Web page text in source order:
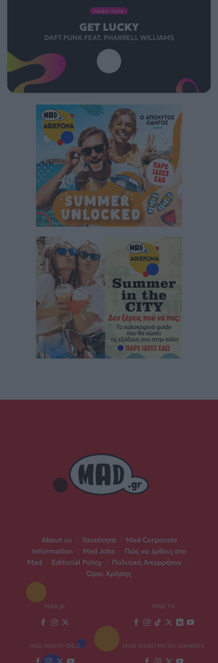
ΠΑΙΖΕΙ ΤΩΡΑ
GET LUCKY
DAFT PUNK FEAT. PHARRELL WILLIAMS
About us Ταυτότητα
Mad Corporate
Information
Mad Jobs
Πώς να έρθεις στο
Mad
Editorial Policy Πολιτική Απορρήτου
Όροι Χρήσης
MAD.gr MAD TV
MAD RADIO 106,2 MAD VIDEO MUSIC AWARDS